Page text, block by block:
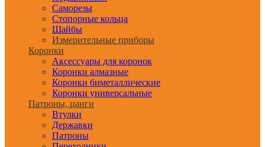
Саморезы
Стопорные кольца
Шайбы
Измерительные приборы
Коронки
Аксессуары для коронок
Коронки алмазные
Коронки биметаллические
Коронки универсальные
Патроны, цанги
Втулки
Державки
Патроны